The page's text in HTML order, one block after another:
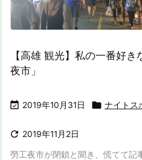
【高雄 観光】私の一番好
夜市」
 2019年10月31日  ナイトス
 2019年11月2日
勞工夜市が閉鎖と聞き、慌てて記